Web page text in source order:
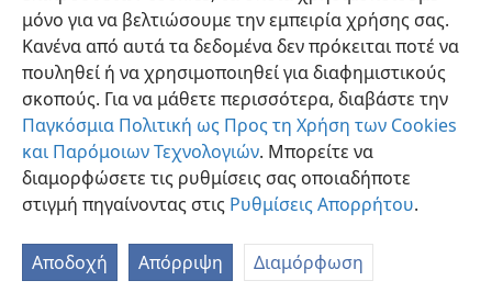
μόνο για να βελτιώσουμε την εμπειρία χρήσης σας.
Κανένα από αυτά τα δεδομένα δεν πρόκειται ποτέ να
πουληθεί ή να χρησιμοποιηθεί για διαφημιστικούς
σκοπούς. Για να μάθετε περισσότερα, διαβάστε την
Παγκόσμια Πολιτική ως Προς τη Χρήση των Cookies
και Παρόμοιων Τεχνολογιών. Μπορείτε να
διαμορφώσετε τις ρυθμίσεις σας οποιαδήποτε
στιγμή πηγαίνοντας στις Ρυθμίσεις Απορρήτου.
Αποδοχή Απόρριψη Διαμόρφωση
Πολιτική Απορρήτου
Ρυθμίσεις Απορρήτου
JW.ORG
Σύνδεση